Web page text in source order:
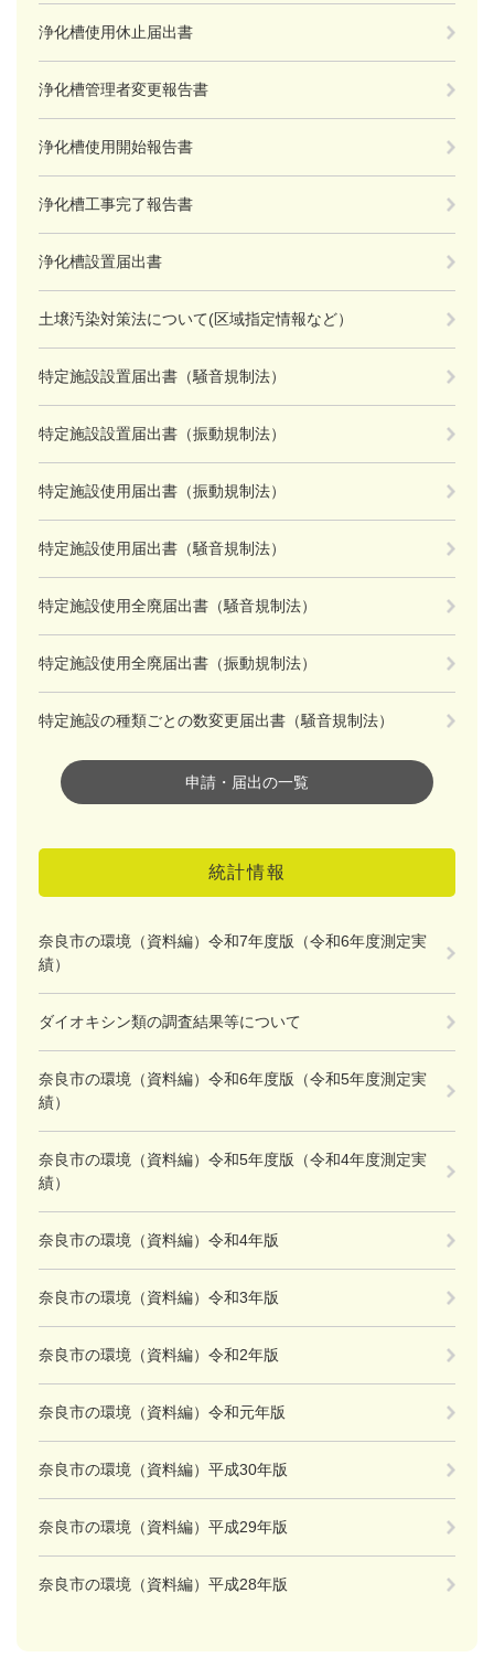
浄化槽使用休止届出書
浄化槽管理者変更報告書
浄化槽使用開始報告書
浄化槽工事完了報告書
浄化槽設置届出書
土壌汚染対策法について(区域指定情報など）
特定施設設置届出書（騒音規制法）
特定施設設置届出書（振動規制法）
特定施設使用届出書（振動規制法）
特定施設使用届出書（騒音規制法）
特定施設使用全廃届出書（騒音規制法）
特定施設使用全廃届出書（振動規制法）
特定施設の種類ごとの数変更届出書（騒音規制法）
申請・届出の一覧
統計情報
奈良市の環境（資料編）令和7年度版（令和6年度測定実
績）
ダイオキシン類の調査結果等について
奈良市の環境（資料編）令和6年度版（令和5年度測定実
績）
奈良市の環境（資料編）令和5年度版（令和4年度測定実
績）
奈良市の環境（資料編）令和4年版
奈良市の環境（資料編）令和3年版
奈良市の環境（資料編）令和2年版
奈良市の環境（資料編）令和元年版
奈良市の環境（資料編）平成30年版
奈良市の環境（資料編）平成29年版
奈良市の環境（資料編）平成28年版